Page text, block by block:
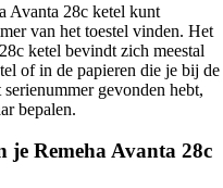
Avanta 28c ketel kunt
van het toestel vinden. Het
ketel bevindt zich meestal
of in de papieren die je bij de
gevonden hebt,
bepalen.
je Remeha Avanta 28c